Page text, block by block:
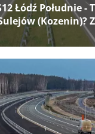
Łódź Południe -
(Kozenin)?